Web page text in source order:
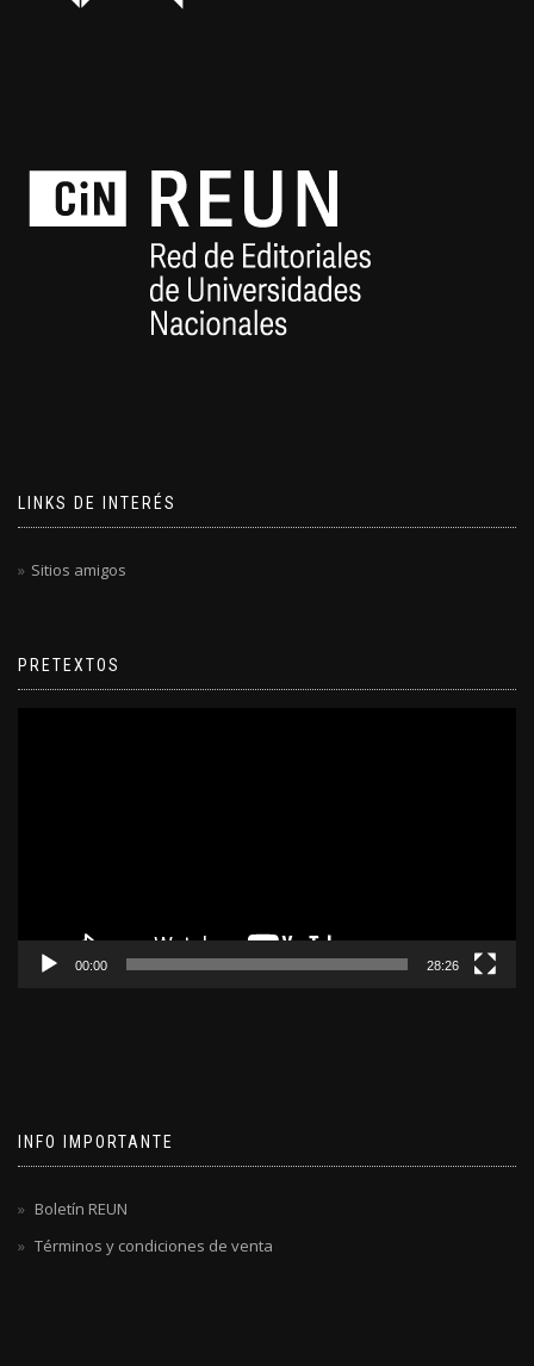
LINKS DE INTERÉS
Sitios amigos
PRETEXTOS
00:00 28:26
INFO IMPORTANTE
Boletín REUN
Términos y condiciones de venta